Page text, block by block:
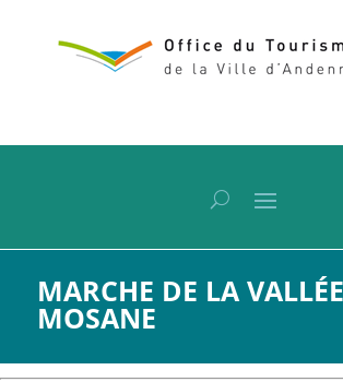
MARCHE DE LA VALLÉE
MOSANE